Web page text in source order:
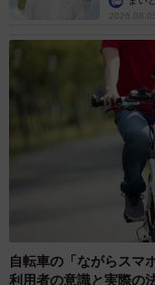
自転車の「ながらスマ
利用者の意識と実際の